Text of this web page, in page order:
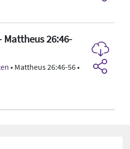
Mattheus 26:46-
• Mattheus 26:46-56 •